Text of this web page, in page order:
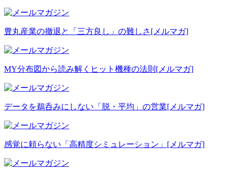
豊丸産業の撤退と「三方良し」の難しさ [メルマガ]
MY分布図から読み解くヒット機種の法則 [メルマガ]
データを鵜呑みにしない「脱・平均」の営業[メルマガ]
感覚に頼らない「高精度シミュレーション」 [メルマガ]